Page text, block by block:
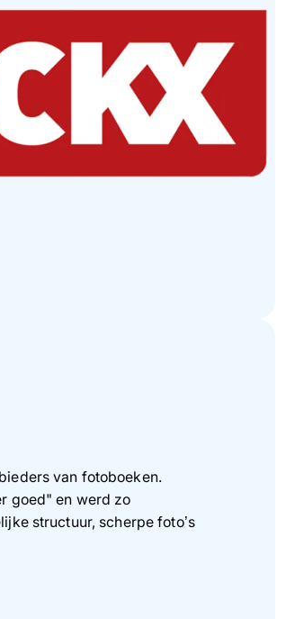
van fotoboeken.
goed" en werd zo
structuur, scherpe foto’s